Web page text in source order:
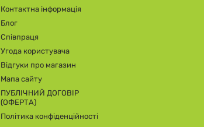
Контактна інформація
Блог
Співпраця
Угода користувача
Відгуки про магазин
Мапа сайту
ПУБЛІЧНИЙ ДОГОВІР
(ОФЕРТА)
Політика конфіденційності